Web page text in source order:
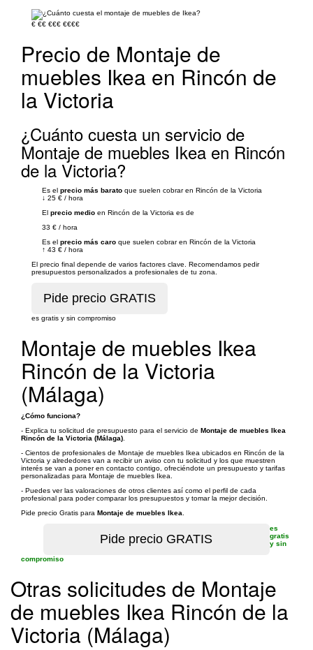
€ €€ €€€ €€€€
Precio de Montaje de
muebles Ikea en Rincón de
la Victoria
¿Cuánto cuesta un servicio de
Montaje de muebles Ikea en Rincón
de la Victoria?
Es el precio más barato que suelen cobrar en Rincón de la Victoria
↓ 25 € / hora
El precio medio en Rincón de la Victoria es de
33 € / hora
Es el precio más caro que suelen cobrar en Rincón de la Victoria
↑ 43 € / hora
El precio final depende de varios factores clave. Recomendamos pedir
presupuestos personalizados a profesionales de tu zona.
es gratis y sin compromiso
Montaje de muebles Ikea
Rincón de la Victoria
(Málaga)
¿Cómo funciona?
- Explica tu solicitud de presupuesto para el servicio de Montaje de muebles Ikea
Rincón de la Victoria (Málaga)
- Cientos de profesionales de Montaje de muebles Ikea ubicados en Rincón de la
Victoria y alrededores van a recibir un aviso con tu solicitud y los que muestren
interés se van a poner en contacto contigo, ofreciéndote un presupuesto y tarifas
personalizadas para Montaje de muebles Ikea.
- Puedes ver las valoraciones de otros clientes así como el perfil de cada
profesional para poder comparar los presupuestos y tomar la mejor decisión.
Pide precio Gratis para Montaje de muebles Ikea
es
gratis
y sin
compromiso
Otras solicitudes de Montaje
de muebles Ikea Rincón de la
Victoria (Málaga)